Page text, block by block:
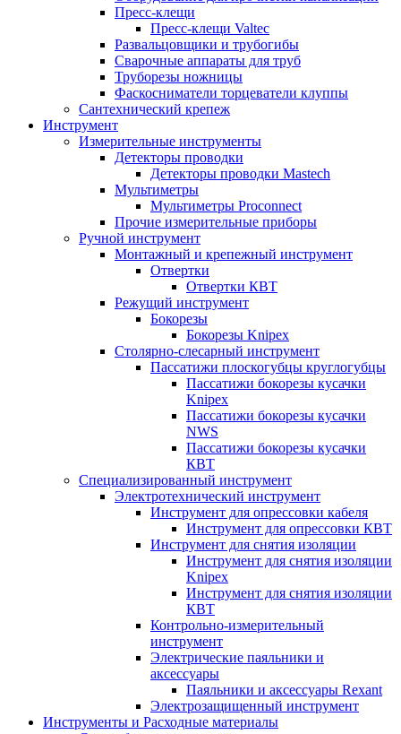
Пресс-клещи
Пресс-клещи Valtec
Развальцовщики и трубогибы
Сварочные аппараты для труб
Труборезы ножницы
Фаскосниматели торцеватели клуппы
Сантехнический крепеж
Инструмент
Измерительные инструменты
Детекторы проводки
Детекторы проводки Mastech
Мультиметры
Мультиметры Proconnect
Прочие измерительные приборы
Ручной инструмент
Монтажный и крепежный инструмент
Отвертки
Отвертки КВТ
Режущий инструмент
Бокорезы
Бокорезы Knipex
Столярно-слесарный инструмент
Пассатижи плоскогубцы круглогубцы
Пассатижи бокорезы кусачки
Knipex
Пассатижи бокорезы кусачки
NWS
Пассатижи бокорезы кусачки
КВТ
Специализированный инструмент
Электротехнический инструмент
Инструмент для опрессовки кабеля
Инструмент для опрессовки КВТ
Инструмент для снятия изоляции
Инструмент для снятия изоляции
Knipex
Инструмент для снятия изоляции
КВТ
Контрольно-измерительный
инструмент
Электрические паяльники и
аксессуары
Паяльники и аксессуары Rexant
Электрозащищенный инструмент
Инструменты и Расходные материалы